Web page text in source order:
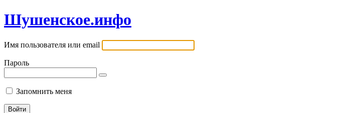
Шушенское.инфо
Имя пользователя или email
Пароль
Запомнить меня